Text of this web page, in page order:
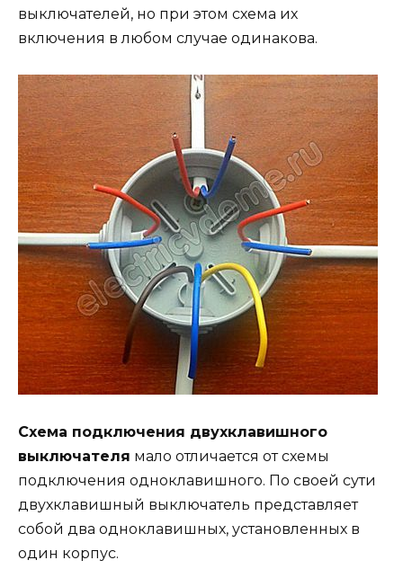
выключателей, но при этом схема их
включения в любом случае одинакова.
Схема подключения двухклавишного
выключателя мало отличается от схемы
подключения одноклавишного. По своей сути
двухклавишный выключатель представляет
собой два одноклавишных, установленных в
один корпус.